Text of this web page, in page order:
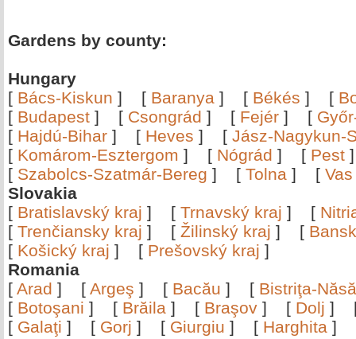
Gardens by county:
Hungary
[ Bács-Kiskun ] [ Baranya ] [ Békés ] [
[ Budapest ] [ Csongrád ] [ Fejér ] [
[ Hajdú-Bihar ] [ Heves ] [ Jász-Nagykun-
[ Komárom-Esztergom ] [ Nógrád ] [ Pest
[ Szabolcs-Szatmár-Bereg ] [ Tolna ] [ Vas
Slovakia
[ Bratislavský kraj ] [ Trnavský kraj ] [
[ Trenčiansky kraj ] [ Žilinský kraj ] [
[ Košický kraj ] [ Prešovský kraj ]
Romania
[ Arad ] [ Argeş ] [ Bacău ] [ Bistriţa-
[ Botoşani ] [ Brăila ] [ Braşov ] [ Dolj ]
[ Galaţi ] [ Gorj ] [ Giurgiu ] [ Harghita ]